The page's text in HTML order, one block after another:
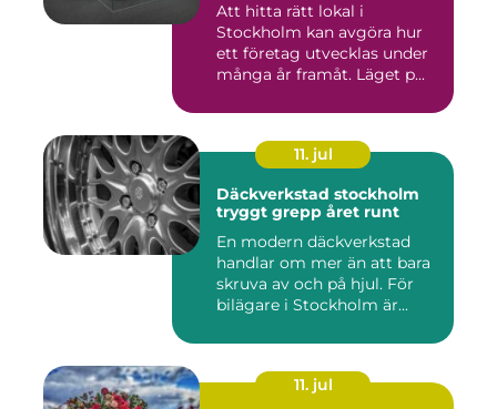
Att hitta rätt lokal i
Stockholm kan avgöra hur
ett företag utvecklas under
många år framåt. Läget p...
11. jul
Däckverkstad stockholm
tryggt grepp året runt
En modern däckverkstad
handlar om mer än att bara
skruva av och på hjul. För
bilägare i Stockholm är...
11. jul